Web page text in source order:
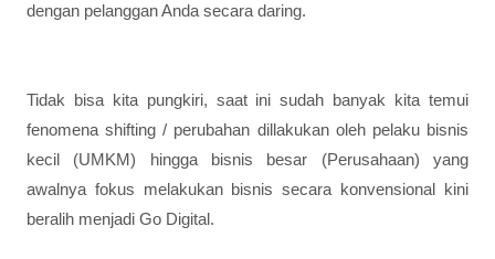
dengan pelanggan Anda secara daring.
Tidak bisa kita pungkiri, saat ini sudah banyak kita temui
fenomena shifting / perubahan dillakukan oleh pelaku bisnis
kecil (UMKM) hingga bisnis besar (Perusahaan) yang
awalnya fokus melakukan bisnis secara konvensional kini
beralih menjadi Go Digital.